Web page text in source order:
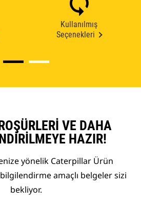
Kullanılmış
Seçenekleri
VE DAHA
HAZIR!
yönelik Caterpillar Ürün
amaçlı belgeler sizi
bekliyor.